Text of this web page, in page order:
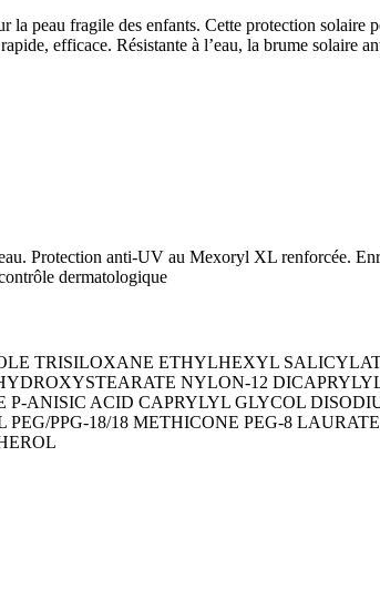
peau fragile des enfants. Cette protection solaire
efficace. Résistante à l’eau, la brume solaire
Protection anti-UV au Mexoryl XL renforcée.
dermatologique
TRISILOXANE ETHYLHEXYL
NYLON-12
ANISIC ACID CAPRYLYL GLYCOL
PPG-18/18 METHICONE PEG-8